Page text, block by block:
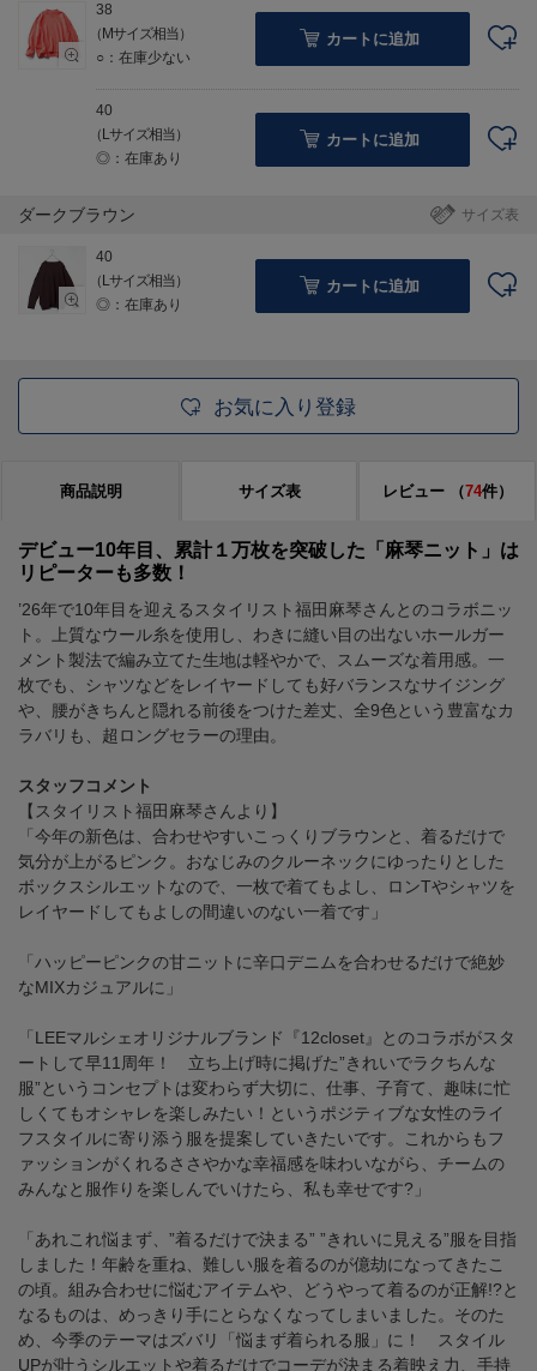
38
（Mサイズ相当）
○：在庫少ない
カートに追加
40
（Lサイズ相当）
◎：在庫あり
カートに追加
サイズ表
ダークブラウン
40
（Lサイズ相当）
◎：在庫あり
カートに追加
お気に入り登録
商品説明 サイズ表 レビュー （74件）
デビュー10年目、累計１万枚を突破した「麻琴ニット」は
リピーターも多数！
’26年で10年目を迎えるスタイリスト福田麻琴さんとのコラボニッ
ト。上質なウール糸を使用し、わきに縫い目の出ないホールガー
メント製法で編み立てた生地は軽やかで、スムーズな着用感。一
枚でも、シャツなどをレイヤードしても好バランスなサイジング
や、腰がきちんと隠れる前後をつけた差丈、全9色という豊富なカ
ラバリも、超ロングセラーの理由。
スタッフコメント
【スタイリスト福田麻琴さんより】
「今年の新色は、合わせやすいこっくりブラウンと、着るだけで
気分が上がるピンク。おなじみのクルーネックにゆったりとした
ボックスシルエットなので、一枚で着てもよし、ロンTやシャツを
レイヤードしてもよしの間違いのない一着です」
「ハッピーピンクの甘ニットに辛口デニムを合わせるだけで絶妙
なMIXカジュアルに」
「LEEマルシェオリジナルブランド『12closet』とのコラボがスタ
ートして早11周年！ 立ち上げ時に掲げた”きれいでラクちんな
服”というコンセプトは変わらず大切に、仕事、子育て、趣味に忙
しくてもオシャレを楽しみたい！というポジティブな女性のライ
フスタイルに寄り添う服を提案していきたいです。これからもフ
ァッションがくれるささやかな幸福感を味わいながら、チームの
みんなと服作りを楽しんでいけたら、私も幸せです?」
「あれこれ悩まず、”着るだけで決まる” ”きれいに見える”服を目指
しました！年齢を重ね、難しい服を着るのが億劫になってきたこ
の頃。組み合わせに悩むアイテムや、どうやって着るのが正解!?と
なるものは、めっきり手にとらなくなってしまいました。そのた
め、今季のテーマはズバリ「悩まず着られる服」に！ スタイル
UPが叶うシルエットや着るだけでコーデが決まる着映え力、手持